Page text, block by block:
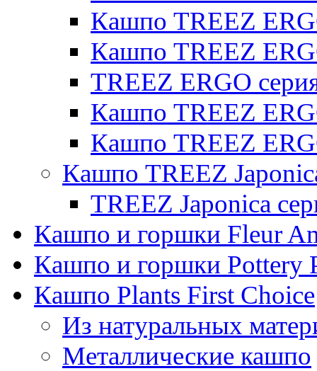
Кашпо TREEZ
Кашпо TREEZ
TREEZ ERGO
Кашпо TREEZ
Кашпо TREEZ
Кашпо TREEZ
TREEZ Japonica
Кашпо и горшки Fleur
Кашпо и горшки Pottery
Кашпо Plants First Choice
Из натуральных
Металлические кашпо